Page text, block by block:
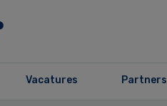
Vacatures Partners